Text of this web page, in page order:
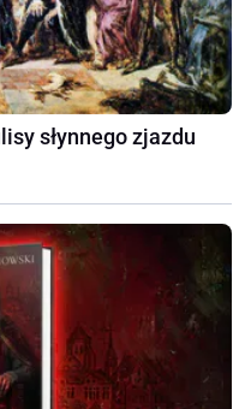
słynnego zjazdu